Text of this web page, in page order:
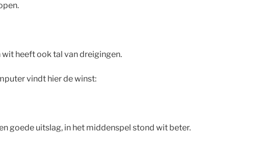
wit heeft ook tal van dreigingen.
vindt hier de winst:
goede uitslag, in het middenspel stond wit beter.